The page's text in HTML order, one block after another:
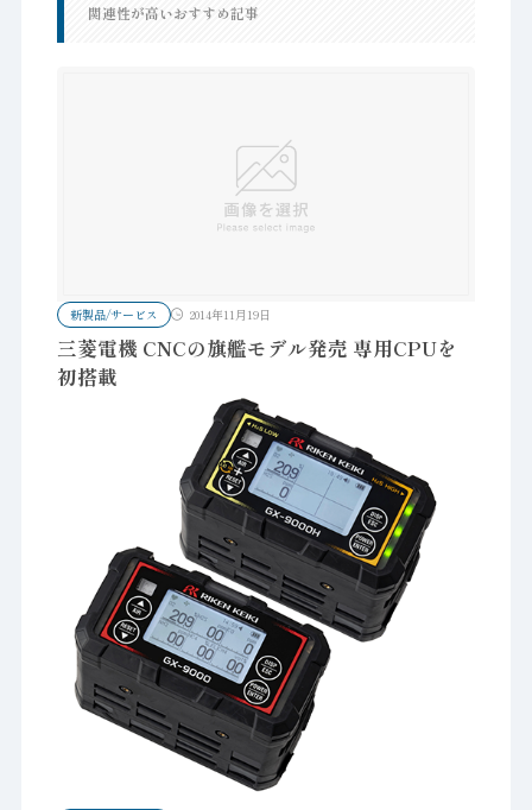
関連性が高いおすすめ記事
新製品/サービス 2014年11月19日
三菱電機 CNCの旗艦モデル発売 専用CPUを
初搭載